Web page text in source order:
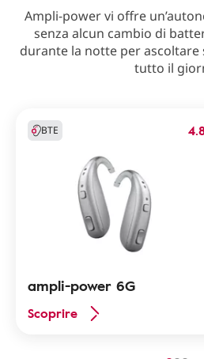
Ampli-power vi offre
senza alcun cambio di
durante la notte per
tutto il
BTE
ampli-power 6G
Scoprire